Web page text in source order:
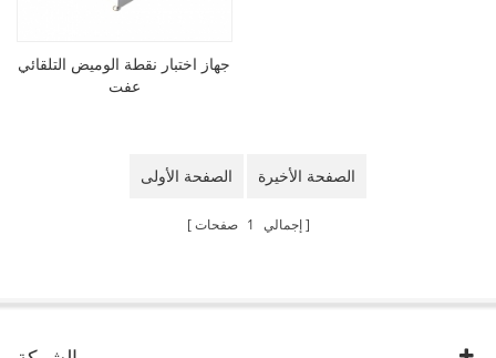
جهاز اختبار نقطة الوميض التلقائي
عفت
الصفحة الأولى الصفحة الأخيرة
إجمالي 1 صفحات